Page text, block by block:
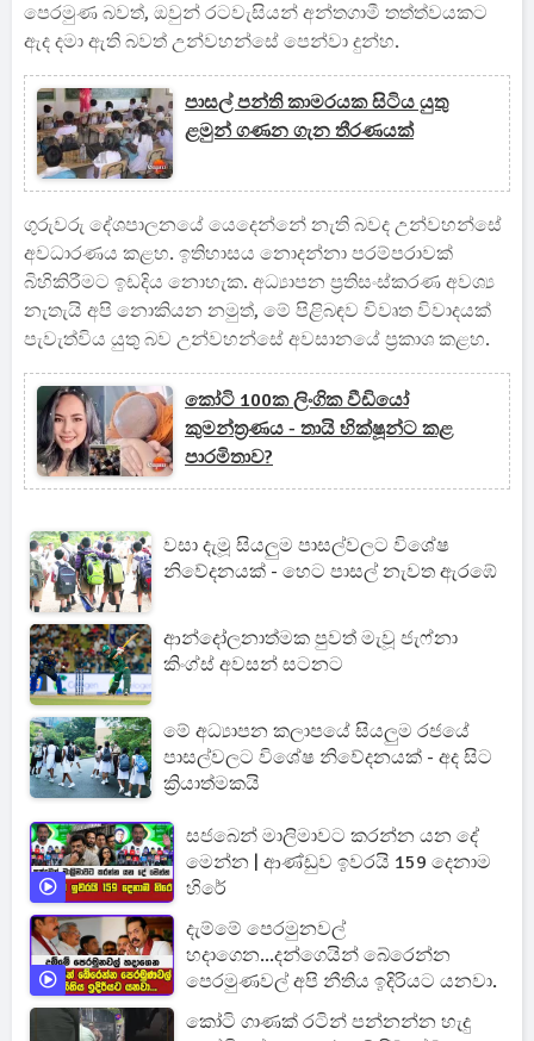
පෙරමුණ බවත්, ඔවුන් රටවැසියන් අන්තගාමී තත්ත්වයකට
ඇද දමා ඇති බවත් උන්වහන්සේ පෙන්වා දුන්හ.
පාසල් පන්ති කාමරයක සිටිය යුතු
ළමුන් ගණන ගැන තීරණයක්
ගුරුවරු දේශපාලනයේ යෙදෙන්නේ නැති බවද උන්වහන්සේ
අවධාරණය කළහ. ඉතිහාසය නොදන්නා පරම්පරාවක්
බිහිකිරීමට ඉඩදිය නොහැක. අධ්‍යාපන ප්‍රතිසංස්කරණ අවශ්‍ය
නැතැයි අපි නොකියන නමුත්, මේ පිළිබඳව විවෘත විවාදයක්
පැවැත්විය යුතු බව උන්වහන්සේ අවසානයේ ප්‍රකාශ කළහ.
කෝටි 100ක ලිංගික වීඩියෝ
කුමන්ත්‍රණය - තායි භික්ෂූන්ට කළ
පාරමිතාව?
වසා දැමූ සියලුම පාසල්වලට විශේෂ
නිවේදනයක් - හෙට පාසල් නැවත ඇරඹේ
ආන්දෝලනාත්මක පුවත් මැවූ ජැෆ්නා
කිංග්ස් අවසන් සටනට
මේ අධ්‍යාපන කලාපයේ සියලුම රජයේ
පාසල්වලට විශේෂ නිවේදනයක් - අද සිට
ක්‍රියාත්මකයි
සජබෙන් මාලිමාවට කරන්න යන දේ
මෙන්න | ආණ්ඩුව ඉවරයි 159 දෙනාම
හිරේ
දැම්මේ පෙරමුනවල්
හදාගෙන...දන්ගෙයින් බේරෙන්න
පෙරමුණවල් අපි නීතිය ඉදිරියට යනවා.
කෝටි ගාණක් රටින් පන්නන්න හැදු